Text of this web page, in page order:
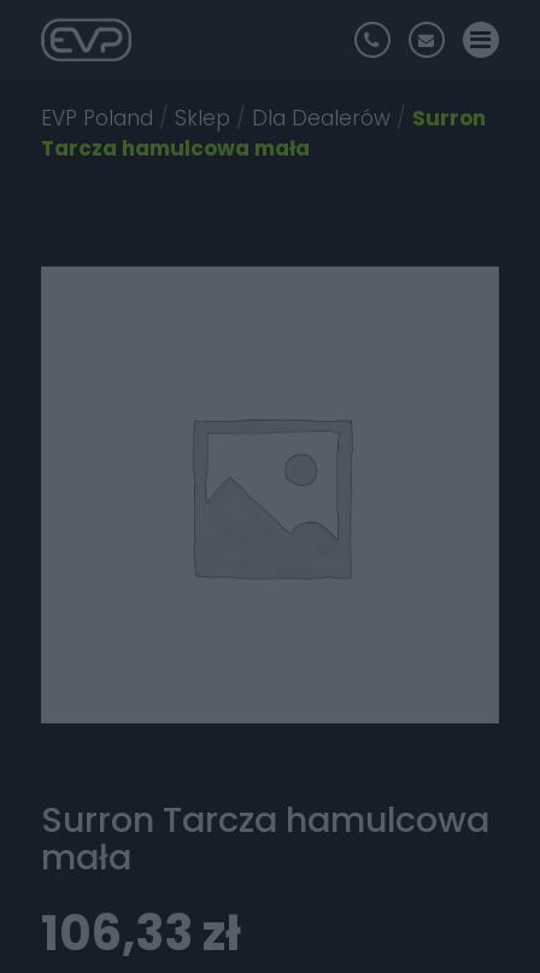
EVP Poland / Sklep / Dla Dealerów / Surron
Tarcza hamulcowa mała
Surron Tarcza hamulcowa
mała
106,33zł